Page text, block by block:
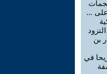
هجمات
...
بن
و 14 جريحا في